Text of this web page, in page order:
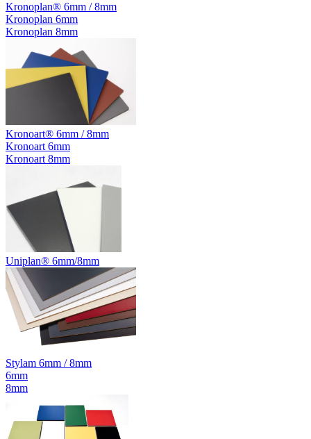
Kronoplan® 6mm / 8mm
Kronoplan 6mm
Kronoplan 8mm
Kronoart® 6mm / 8mm
Kronoart 6mm
Kronoart 8mm
Uniplan® 6mm/8mm
Stylam 6mm / 8mm
6mm
8mm